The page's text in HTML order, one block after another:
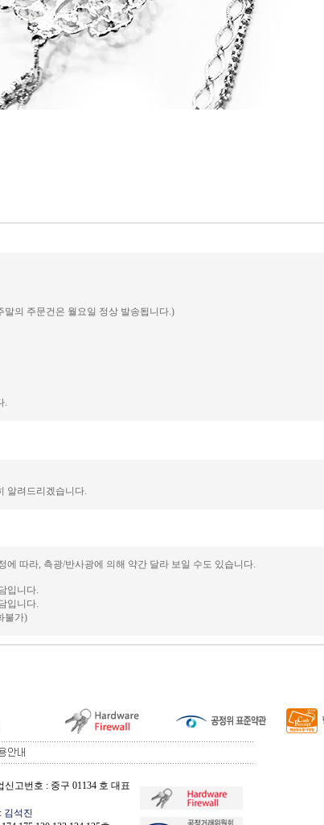
의 주문건은 월요일 정상 발송됩니다.)
.
알려드리겠습니다.
따라, 측광/반사광에 의해 약간 달라 보일 수도 있습니다.
입니다.
입니다.
불가)
신고번호 : 중구 01134 호 대표
김석진